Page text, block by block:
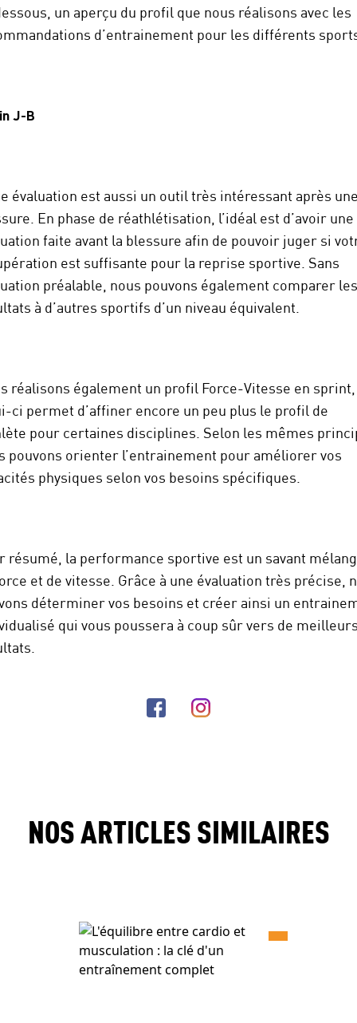
un aperçu du profil que nous réalisons avec les
d’entrainement pour les différents
J-B
évaluation est aussi un outil très intéressant après
En phase de réathlétisation, l’idéal est d’avoir une
faite avant la blessure afin de pouvoir juger si
est suffisante pour la reprise sportive. Sans
préalable, nous pouvons également comparer les
à d’autres sportifs d’un niveau équivalent.
réalisons également un profil Force-Vitesse en sprint,
ci permet d’affiner encore un peu plus le profil de
pour certaines disciplines. Selon les mêmes
pouvons orienter l’entrainement pour améliorer vos
physiques selon vos besoins spécifiques.
résumé, la performance sportive est un savant
et de vitesse. Grâce à une évaluation très précise,
déterminer vos besoins et créer ainsi un
qui vous poussera à coup sûr vers de
NOS ARTICLES SIMILAIRES